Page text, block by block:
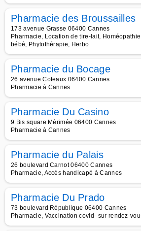
Pharmacie des Broussailles
173 avenue Grasse 06400 Cannes
Pharmacie, Location de tire-lait,
bébé, Phytothérapie, Herbo
Pharmacie du Bocage
26 avenue Coteaux 06400 Cannes
Pharmacie à Cannes
Pharmacie Du Casino
9 Bis square Mérimée 06400 Cannes
Pharmacie à Cannes
Pharmacie du Palais
26 boulevard Carnot 06400 Cannes
Pharmacie, Accès handicapé à Cannes
Pharmacie Du Prado
73 boulevard République 06400 Cannes
Pharmacie, Vaccination covid- sur rendez-